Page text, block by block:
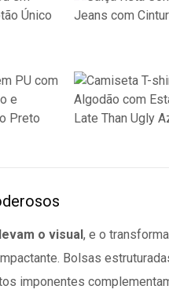
o visual, e o
Bolsas
imponentes